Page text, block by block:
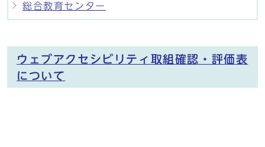
総合教育センター
ウェブアクセシビリティ取組確認・評価表
について